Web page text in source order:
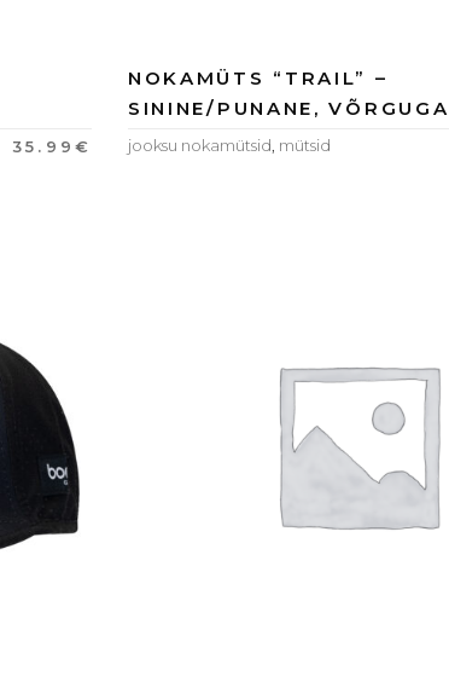
35.99 €
NOKAMÜTS “TRAIL” –
SININE/PUNANE, VÕRGUGA
jooksu nokamütsid mütsid